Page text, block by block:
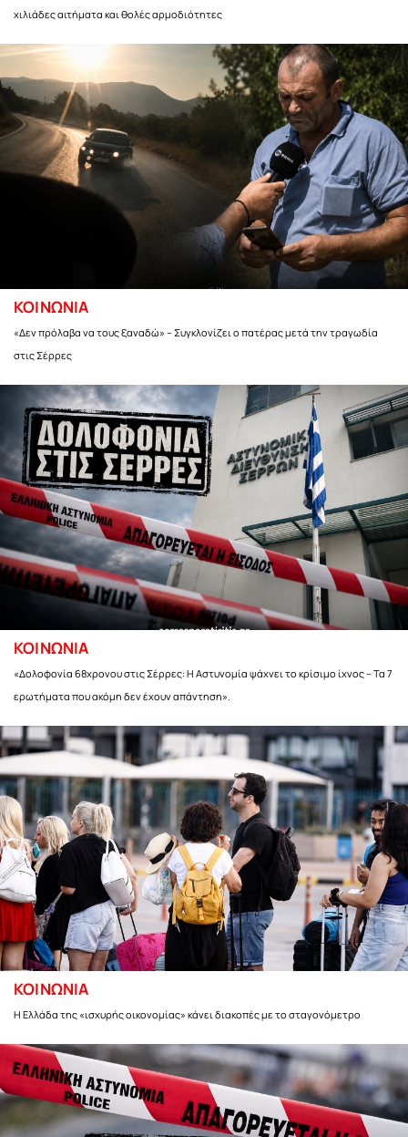
χιλιάδες αιτήματα και θολές αρμοδιότητες
ΚΟΙΝΩΝΙΑ
«Δεν πρόλαβα να τους ξαναδώ» – Συγκλονίζει ο πατέρας μετά την τραγωδία
στις Σέρρες
ΚΟΙΝΩΝΙΑ
«Δολοφονία 68χρονου στις Σέρρες: Η Αστυνομία ψάχνει το κρίσιμο ίχνος – Τα 7
ερωτήματα που ακόμη δεν έχουν απάντηση».
ΚΟΙΝΩΝΙΑ
Η Ελλάδα της «ισχυρής οικονομίας» κάνει διακοπές με το σταγονόμετρο